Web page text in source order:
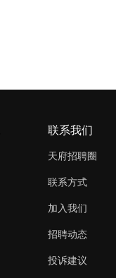
联系我们
天府招聘圈
联系方式
加入我们
招聘动态
投诉建议